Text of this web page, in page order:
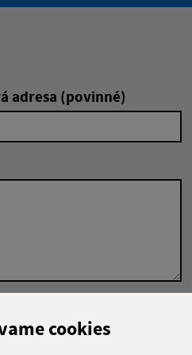
cookies
adresa (povinné)
Odoslať správu